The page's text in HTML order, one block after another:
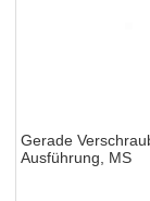
Gerade
Ausführung, MS